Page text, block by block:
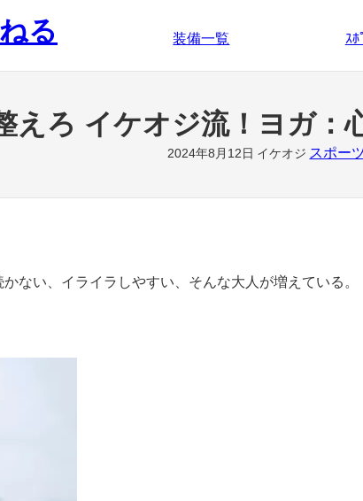
る 装備一覧 ｽﾎ
えろ イケオジ流！ヨガ：
2024年8月12日 イケオジ スポー
ない、イライラしやすい、そんな大人が増えている。